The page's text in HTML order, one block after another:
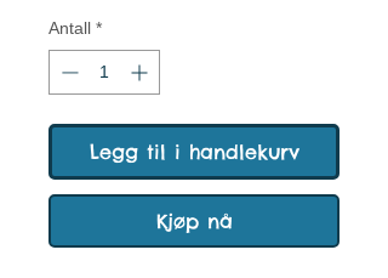
Antall *
Legg til i handlekurv
Kjøp nå